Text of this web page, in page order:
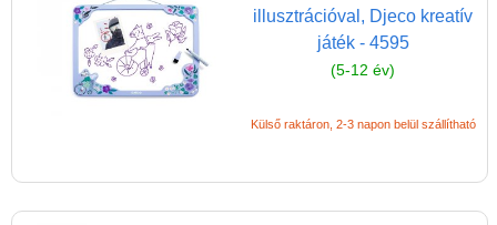
illusztrációval, Djeco kreatív
játék - 4595
(5-12 év)
Külső raktáron, 2-3 napon belül szállítható
Puzzle
Spiegelburg játékok
Szerepjáték